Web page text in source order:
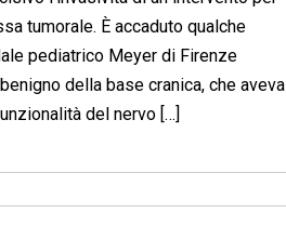
tumorale. È accaduto qualche
pediatrico Meyer di Firenze
della base cranica, che aveva
del nervo […]